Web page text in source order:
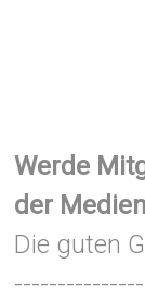
Werde
der
Die guten